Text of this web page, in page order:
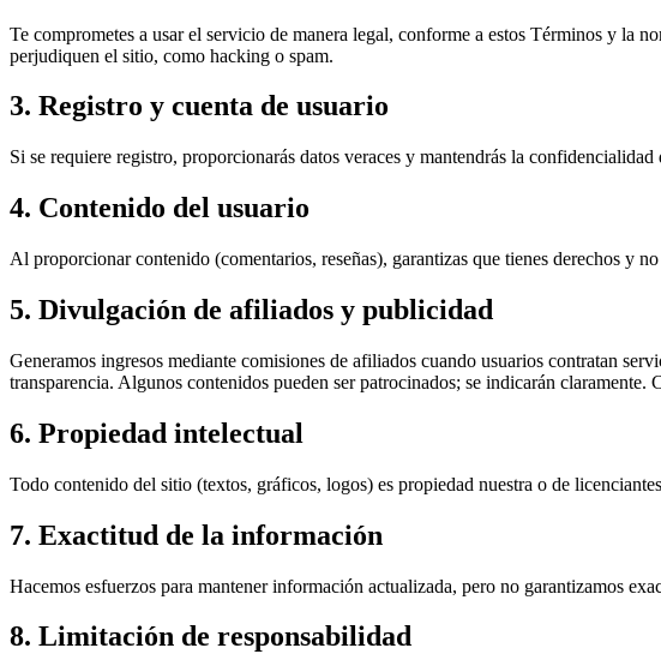
Te comprometes a usar el servicio de manera legal, conforme a estos Términos y
perjudiquen el sitio, como hacking o spam.
3. Registro y cuenta de usuario
Si se requiere registro, proporcionarás datos veraces y mantendrás la
4. Contenido del usuario
Al proporcionar contenido (comentarios, reseñas), garantizas que tienes derechos y
5. Divulgación de afiliados y publicidad
Generamos ingresos mediante comisiones de afiliados cuando usuarios contratan
transparencia. Algunos contenidos pueden ser patrocinados; se indicarán
6. Propiedad intelectual
Todo contenido del sitio (textos, gráficos, logos) es propiedad nuestra o de
7. Exactitud de la información
Hacemos esfuerzos para mantener información actualizada, pero no garantizamos
8. Limitación de responsabilidad